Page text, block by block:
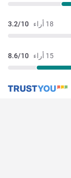
18 أراء 3.2/10
15 أراء 8.6/10